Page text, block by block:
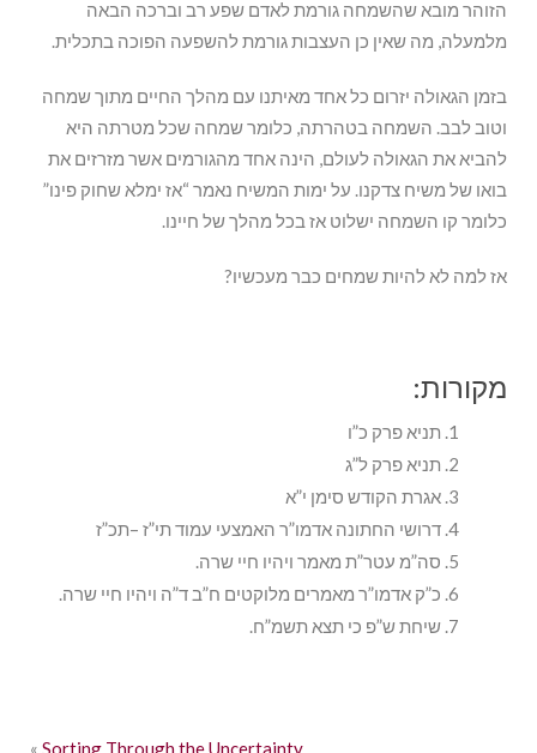
הזוהר מובא שהשמחה גורמת לאדם שפע רב וברכה הבאה
מלמעלה, מה שאין כן העצבות גורמת להשפעה הפוכה בתכלית.
בזמן הגאולה יזרום כל אחד מאיתנו עם מהלך החיים מתוך שמחה
וטוב לבב. השמחה בטהרתה, כלומר שמחה שכל מטרתה היא
להביא את הגאולה לעולם, הינה אחד מהגורמים אשר מזרזים את
בואו של משיח צדקנו. על ימות המשיח נאמר “אז ימלא שחוק פינו”
כלומר קו השמחה ישלוט אז בכל מהלך של חיינו.
אז למה לא להיות שמחים כבר מעכשיו?
מקורות:
תניא פרק כ”ו
תניא פרק ל”ג
אגרת הקודש סימן י”א
דרושי החתונה אדמו”ר האמצעי עמוד תי”ז –תכ”ז
סה”מ עטר”ת מאמר ויהיו חיי שרה.
כ”ק אדמו”ר מאמרים מלוקטים ח”ב ד”ה ויהיו חיי שרה.
שיחת ש”פ כי תצא תשמ”ח.
« Sorting Through the Uncertainty